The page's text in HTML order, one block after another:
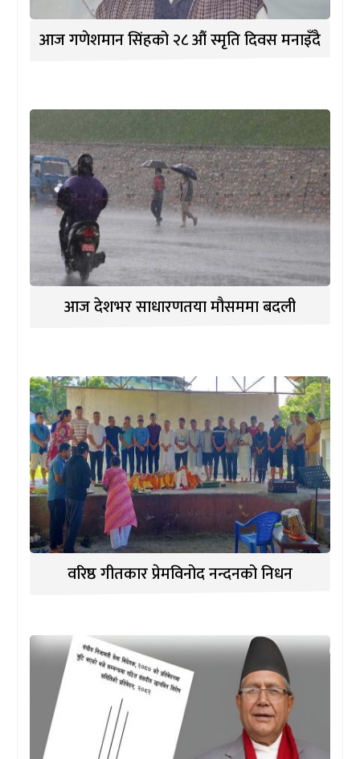
आज गणेशमान सिंहको २८ औं स्मृति दिवस मनाइँदै
आज देशभर साधारणतया मौसममा बदली
वरिष्ठ गीतकार प्रेमविनोद नन्दनको निधन